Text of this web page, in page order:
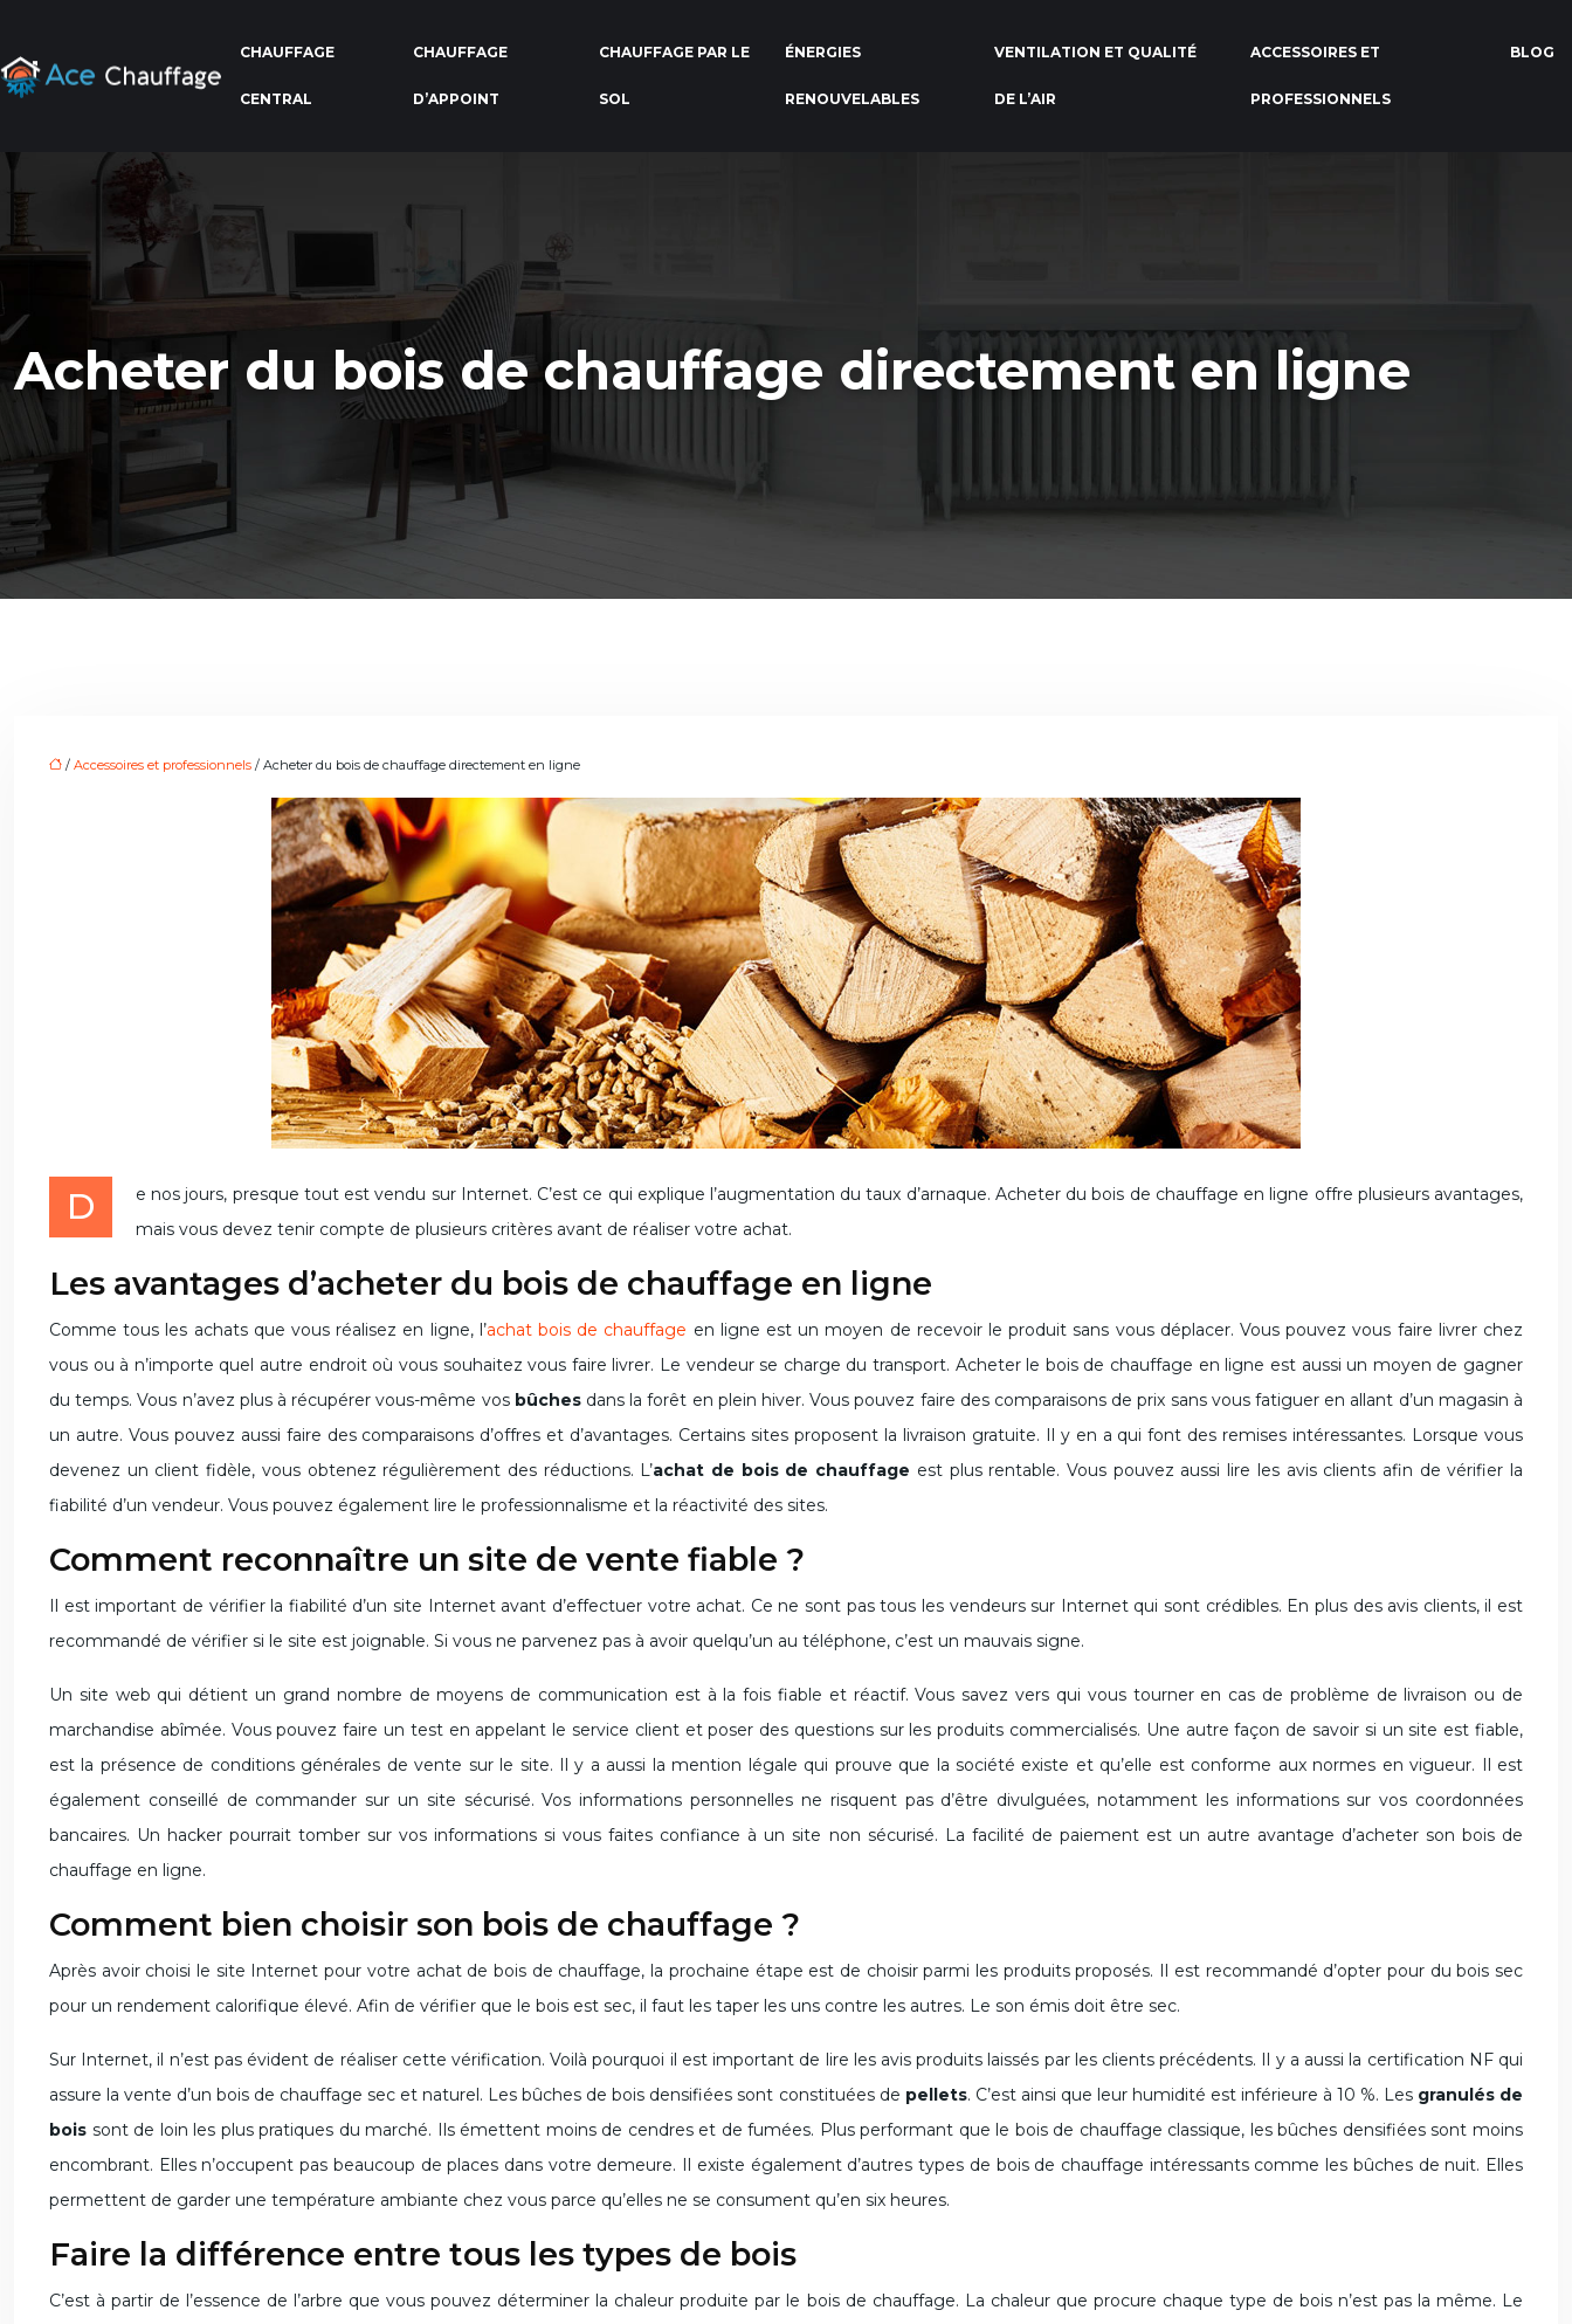
CHAUFFAGE
CENTRAL
CHAUFFAGE
D’APPOINT
CHAUFFAGE PAR LE
SOL
ÉNERGIES
RENOUVELABLES
VENTILATION ET QUALITÉ
DE L’AIR
ACCESSOIRES ET
PROFESSIONNELS
BLOG
Acheter du bois de chauffage directement en ligne
/ Accessoires et professionnels / Acheter du bois de chauffage directement en ligne
De nos jours, presque tout est vendu sur Internet. C’est ce qui explique l’augmentation du taux d’arnaque. Acheter du bois de chauffage en ligne offre plusieurs avantages,
mais vous devez tenir compte de plusieurs critères avant de réaliser votre achat.
Les avantages d’acheter du bois de chauffage en ligne
Comme tous les achats que vous réalisez en ligne, l’achat bois de chauffage en ligne est un moyen de recevoir le produit sans vous déplacer. Vous pouvez vous faire livrer chez
vous ou à n’importe quel autre endroit où vous souhaitez vous faire livrer. Le vendeur se charge du transport. Acheter le bois de chauffage en ligne est aussi un moyen de gagner
du temps. Vous n’avez plus à récupérer vous-même vos bûchesdans la forêt en plein hiver. Vous pouvez faire des comparaisons de prix sans vous fatiguer en allant d’un magasin à
un autre. Vous pouvez aussi faire des comparaisons d’offres et d’avantages. Certains sites proposent la livraison gratuite. Il y en a qui font des remises intéressantes. Lorsque vous
devenez un client fidèle, vous obtenez régulièrement des réductions. L’achat de bois de chauffage est plus rentable. Vous pouvez aussi lire les avis clients afin de vérifier la
fiabilité d’un vendeur. Vous pouvez également lire le professionnalisme et la réactivité des sites.
Comment reconnaître un site de vente fiable ?
Il est important de vérifier la fiabilité d’un site Internet avant d’effectuer votre achat. Ce ne sont pas tous les vendeurs sur Internet qui sont crédibles. En plus des avis clients, il est
recommandé de vérifier si le site est joignable. Si vous ne parvenez pas à avoir quelqu’un au téléphone, c’est un mauvais signe.
Un site web qui détient un grand nombre de moyens de communication est à la fois fiable et réactif. Vous savez vers qui vous tourner en cas de problème de livraison ou de
marchandise abîmée. Vous pouvez faire un test en appelant le service client et poser des questions sur les produits commercialisés. Une autre façon de savoir si un site est fiable,
est la présence de conditions générales de vente sur le site. Il y a aussi la mention légale qui prouve que la société existe et qu’elle est conforme aux normes en vigueur. Il est
également conseillé de commander sur un site sécurisé. Vos informations personnelles ne risquent pas d’être divulguées, notamment les informations sur vos coordonnées
bancaires. Un hacker pourrait tomber sur vos informations si vous faites confiance à un site non sécurisé. La facilité de paiement est un autre avantage d’acheter son bois de
chauffage en ligne.
Comment bien choisir son bois de chauffage ?
Après avoir choisi le site Internet pour votre achat de bois de chauffage, la prochaine étape est de choisir parmi les produits proposés. Il est recommandé d’opter pour du bois sec
pour un rendement calorifique élevé. Afin de vérifier que le bois est sec, il faut les taper les uns contre les autres. Le son émis doit être sec.
Sur Internet, il n’est pas évident de réaliser cette vérification. Voilà pourquoi il est important de lire les avis produits laissés par les clients précédents. Il y a aussi la certification NF qui
assure la vente d’un bois de chauffage sec et naturel. Les bûches de bois densifiées sont constituées de pellets. C’est ainsi que leur humidité est inférieure à 10 %. Les granulés de
bois sont de loin les plus pratiques du marché. Ils émettent moins de cendres et de fumées. Plus performant que le bois de chauffage classique, les bûches densifiées sont moins
encombrant. Elles n’occupent pas beaucoup de places dans votre demeure. Il existe également d’autres types de bois de chauffage intéressants comme les bûches de nuit. Elles
permettent de garder une température ambiante chez vous parce qu’elles ne se consument qu’en six heures.
Faire la différence entre tous les types de bois
C’est à partir de l’essence de l’arbre que vous pouvez déterminer la chaleur produite par le bois de chauffage. La chaleur que procure chaque type de bois n’est pas la même. Le